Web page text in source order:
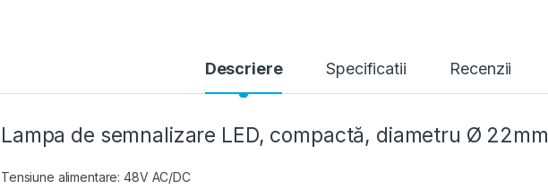
Descriere Specificatii Recenzii
Lampa de semnalizare LED, compactă, diametru Ø 22mm
Tensiune alimentare: 48V AC/DC